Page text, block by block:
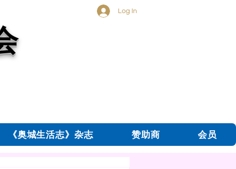
Log In
《奥城生活志》杂志 赞助商 会员